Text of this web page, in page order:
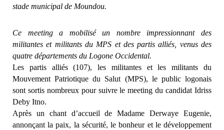
stade municipal de Moundou.
Ce meeting a mobilisé un nombre impressionnant des
militantes et militants du MPS et des partis alliés, venus des
quatre départements du Logone Occidental.
Les partis alliés (107), les militantes et les militants du
Mouvement Patriotique du Salut (MPS), le public logonais
sont sortis nombreux pour suivre le meeting du candidat Idriss
Deby Itno.
Après un chant d’accueil de Madame Derwaye Eugenie,
annonçant la paix, la sécurité, le bonheur et le développement